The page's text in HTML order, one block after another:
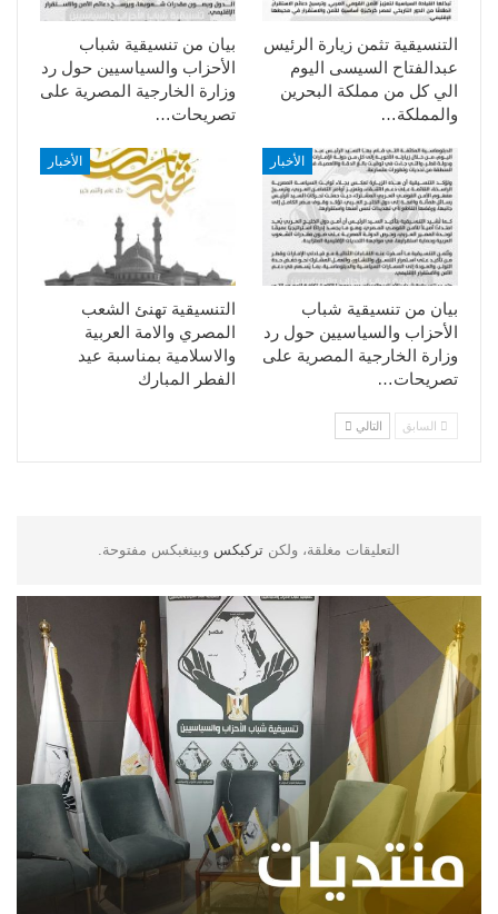
بيان من تنسيقية شباب
الأحزاب والسياسيين حول رد
وزارة الخارجية المصرية على
تصريحات…
التنسيقية تثمن زيارة الرئيس
عبدالفتاح السيسى اليوم
الي كل من مملكة البحرين
والمملكة…
الأخبار
التنسيقية تهنئ الشعب
المصري والامة العربية
والاسلامية بمناسبة عيد
الفطر المبارك
الأخبار
بيان من تنسيقية شباب
الأحزاب والسياسيين حول رد
وزارة الخارجية المصرية على
تصريحات…
السابق التالي
التعليقات مغلقة، ولكن تركبكس وبينغبكس مفتوحة.